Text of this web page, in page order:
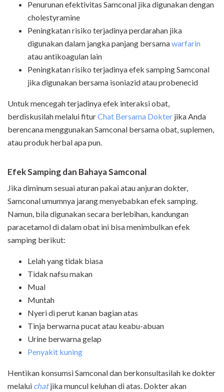
Penurunan efektivitas Samconal jika digunakan dengan
cholestyramine
Peningkatan risiko terjadinya perdarahan jika
digunakan dalam jangka panjang bersamawarfarin
atau antikoagulan lain
Peningkatan risiko terjadinya efek samping Samconal
jika digunakan bersama isoniazid atau probenecid
Untuk mencegah terjadinya efek interaksi obat,
berdiskusilah melalui fiturChat Bersama Dokter jika Anda
berencana menggunakan Samconal bersama obat, suplemen,
atau produk herbal apa pun.
Efek Samping dan Bahaya Samconal
Jika diminum sesuai aturan pakai atau anjuran dokter,
Samconal umumnya jarang menyebabkan efek samping.
Namun, bila digunakan secara berlebihan, kandungan
paracetamol di dalam obat ini bisa menimbulkan efek
samping berikut:
Lelah yang tidak biasa
Tidak nafsu makan
Mual
Muntah
Nyeri di perut kanan bagian atas
Tinja berwarna pucat atau keabu-abuan
Urine berwarna gelap
Penyakit kuning
Hentikan konsumsi Samconal dan berkonsultasilah ke dokter
melalui chatjika muncul keluhan di atas. Dokter akan